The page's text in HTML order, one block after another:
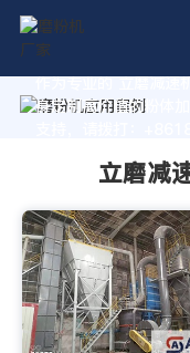
作为专业的 立磨减速
身定制高价值的粉体
立磨减